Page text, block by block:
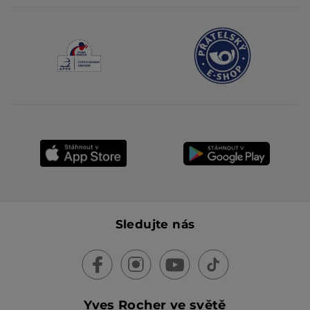
Sledujte nás
Yves Rocher ve světě